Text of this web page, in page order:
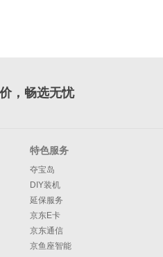
，畅选无忧
特色服务
夺宝岛
DIY装机
延保服务
京东E卡
京东通信
京鱼座智能